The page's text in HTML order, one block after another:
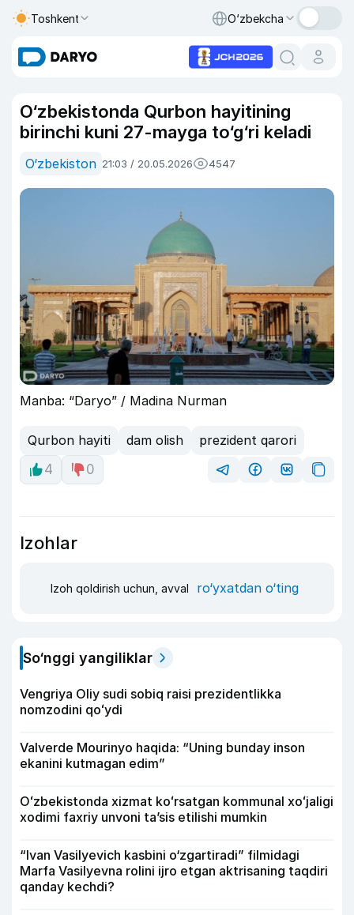
Toshkent O‘zbekcha
O‘zbekistonda Qurbon hayitining
birinchi kuni 27-mayga to‘g‘ri keladi
O‘zbekiston 21:03 / 20.05.2026 4547
Manba: “Daryo” / Madina Nurman
Qurbon hayiti dam olish
prezident qarori
4
0
Izohlar
Izoh qoldirish uchun, avval ro‘yxatdan o‘ting
So‘nggi yangiliklar
Vengriya Oliy sudi sobiq raisi prezidentlikka
nomzodini qoʻydi
Valverde Mourinyo haqida: “Uning bunday inson
ekanini kutmagan edim”
Oʻzbekistonda xizmat koʻrsatgan kommunal xoʻjaligi
xodimi faxriy unvoni taʼsis etilishi mumkin
“Ivan Vasilyevich kasbini o‘zgartiradi” filmidagi
Marfa Vasilyevna rolini ijro etgan aktrisaning taqdiri
qanday kechdi?